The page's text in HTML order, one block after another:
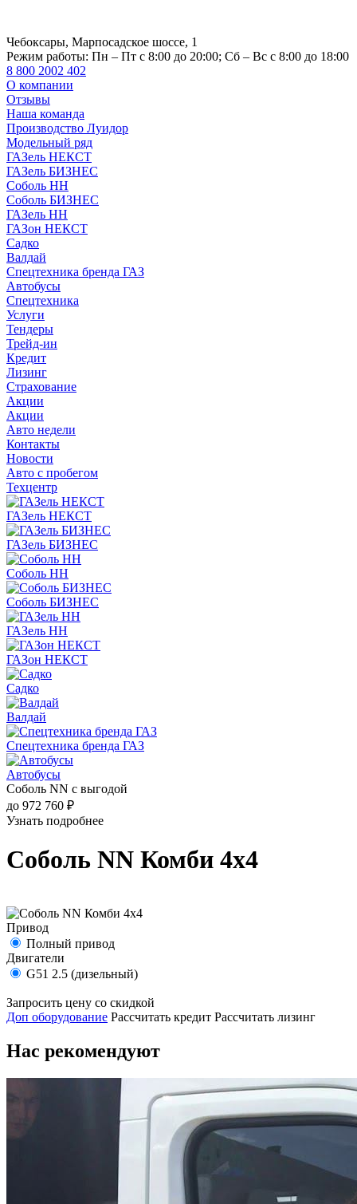
Чебоксары, Марпосадское шоссе, 1
Режим работы: Пн – Пт с 8:00 до 20:00; Сб – Вс с 8:00 до 18:00
8 800 2002 402
О компании
Отзывы
Наша команда
Производство Луидор
Модельный ряд
ГАЗель НЕКСТ
ГАЗель БИЗНЕС
Соболь НН
Соболь БИЗНЕС
ГАЗель НН
ГАЗон НЕКСТ
Садко
Валдай
Спецтехника бренда ГАЗ
Автобусы
Спецтехника
Услуги
Тендеры
Трейд-ин
Кредит
Лизинг
Страхование
Акции
Акции
Авто недели
Контакты
Новости
Авто с пробегом
Техцентр
ГАЗель НЕКСТ
ГАЗель БИЗНЕС
Соболь НН
Соболь БИЗНЕС
ГАЗель НН
ГАЗон НЕКСТ
Садко
Валдай
Спецтехника бренда ГАЗ
Автобусы
Соболь NN с выгодой
до 972 760 ₽
Узнать подробнее
Соболь NN Комби 4х4
Привод
Полный привод
Двигатели
G51 2.5 (дизельный)
Запросить цену со скидкой
Доп оборудование Рассчитать кредит Рассчитать лизинг
Нас рекомендуют